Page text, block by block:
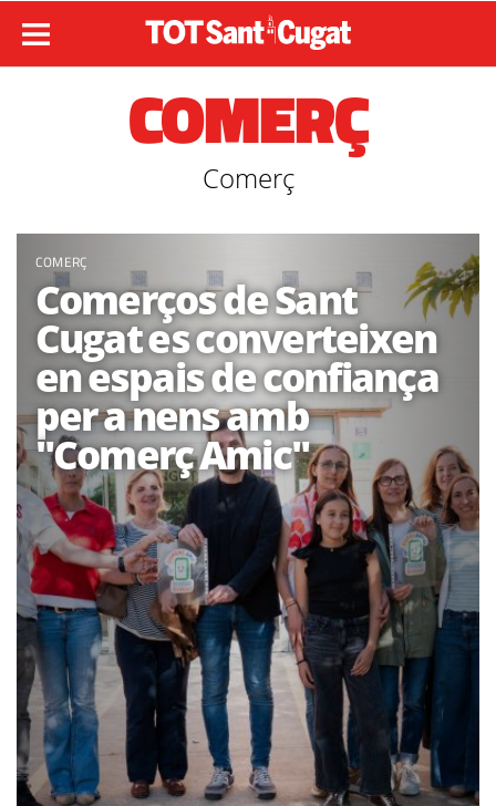
COMERÇ
Comerç
COMERÇ
Comerços de Sant
Cugat es converteixen
en espais de confiança
per a nens amb
"Comerç Amic"